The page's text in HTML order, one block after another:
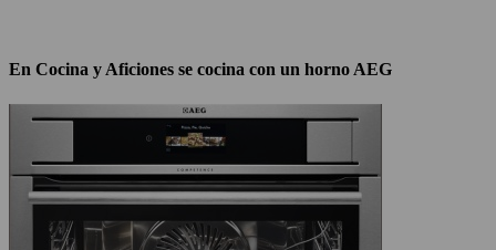
En Cocina y Aficiones se cocina con un horno AEG